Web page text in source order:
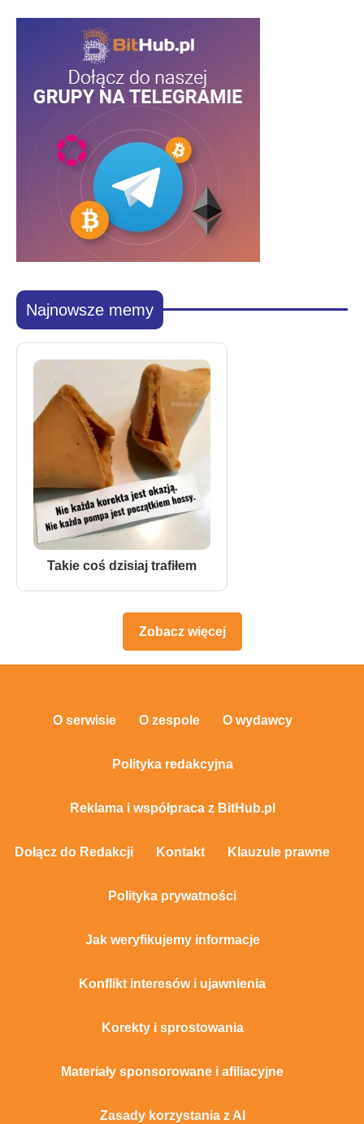
Najnowsze memy
Takie coś dzisiaj trafiłem
Zobacz więcej
O serwisie O zespole O wydawcy
Polityka redakcyjna
Reklama i współpraca z BitHub.pl
Dołącz do Redakcji Kontakt Klauzule prawne
Polityka prywatności
Jak weryfikujemy informacje
Konflikt interesów i ujawnienia
Korekty i sprostowania
Materiały sponsorowane i afiliacyjne
Zasady korzystania z AI